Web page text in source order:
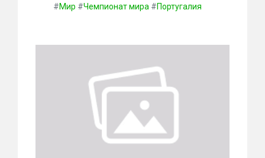
#Мир #Чемпионат мира #Португалия